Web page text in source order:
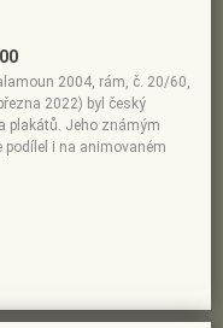
2004, rám, č. 20/60,
2022) byl český
plakátů. Jeho známým
podílel i na animovaném